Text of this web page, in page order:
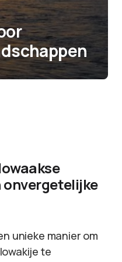
onvergetelijke
unieke manier om
te